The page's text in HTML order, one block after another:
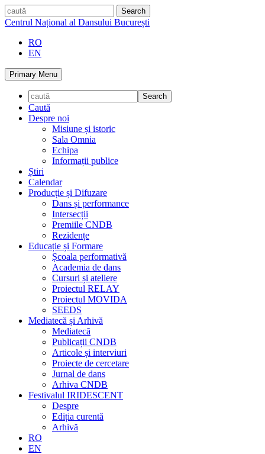
Skip
to
caută
Centrul Național al Dansului București
RO
EN
Primary Menu
Caută
Despre noi
Misiune și istoric
Sala Omnia
Echipa
Informații publice
Știri
Calendar
Producție și Difuzare
Dans și performance
Intersecții
Premiile CNDB
Rezidențe
Educație și Formare
Școala performativă
Academia de dans
Cursuri și ateliere
Proiectul RELAY
Proiectul MOVIDA
SEEDS
Mediatecă și Arhivă
Mediatecă
Publicații CNDB
Articole și interviuri
Proiecte de cercetare
Jurnal de dans
Arhiva CNDB
Festivalul IRIDESCENT
Despre
Ediția curentă
Arhivă
RO
EN